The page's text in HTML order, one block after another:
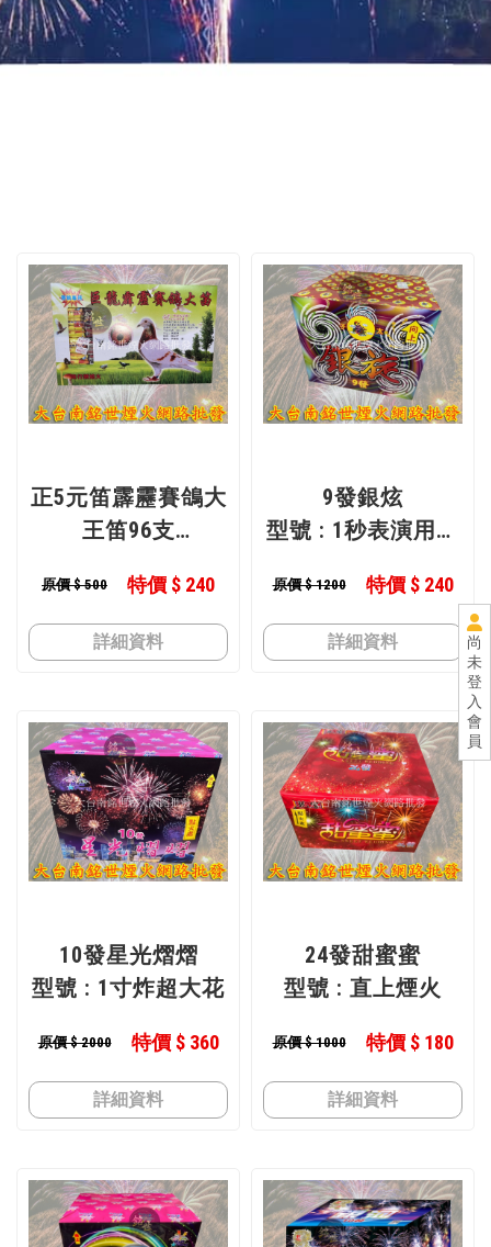
尚
未
登
入
會
員
正5元笛霹靂賽鴿大
王笛96支
用
原價 $ 500 特價 $ 240
詳細資料
9發銀炫
型號 : 1秒表演用煙
原價 $ 1200 特價 $ 240
詳細資料
10發星光熠熠
型號 : 1寸炸超大花
原價 $ 2000 特價 $ 360
詳細資料
24發甜蜜蜜
型號 : 直上煙火
原價 $ 1000 特價 $ 180
詳細資料